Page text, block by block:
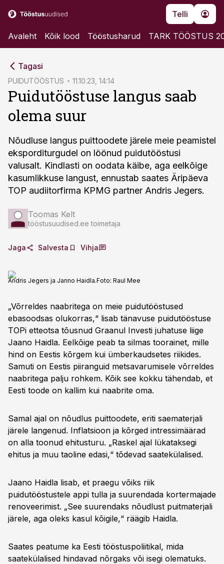
Telli
Avaleht Kõik lood Tööstusharud TARK TÖÖSTUS
Tagasi
PUIDUTÖÖSTUS 11.10.23, 14:14
Puidutööstuse langus saab
olema suur
Nõudluse langus puittoodete järele meie peamistel
eksporditurgudel on löönud puidutööstusi
valusalt. Kindlasti on oodata käibe, aga eelkõige
kasumlikkuse langust, ennustab saates Äripäeva
TOP audiitorfirma KPMG partner Andris Jegers.
Toomas Kelt
tööstusuudised.ee toimetaja
Jaga Salvesta Vihja
Andris Jegers ja Janno Haidla.Foto: Raul Mee
„Võrreldes naabritega on meie puidutööstused
ebasoodsas olukorras,“ lisab tänavuse puidutööstuse
TOPi etteotsa tõusnud Graanul Investi juhatuse liige
Jaano Haidla. Eelkõige peab ta silmas toorainet, mille
hind on Eestis kõrgem kui ümberkaudsetes riikides.
Samuti on Eestis piiranguid metsavarumisele võrreldes
naabritega palju rohkem. Kõik see kokku tähendab, et
Eesti toode on kallim kui naabrite oma.
Samal ajal on nõudlus puittoodete, eriti saematerjali
järele langenud. Inflatsioon ja kõrged intressimäärad
on alla toonud ehitusturu. „Raskel ajal lükataksegi
ehitus ja muu taoline edasi,“ tõdevad saatekülalised.
Jaano Haidla lisab, et praegu võiks riik
puidutööstustele appi tulla ja suurendada kortermajade
renoveerimist. „See suurendaks nõudlust puitmaterjali
järele, aga oleks kasul kõigile,“ räägib Haidla.
Saates peatume ka Eesti tööstuspoliitikal, mida
saatekülalised hindavad nõrgaks või isegi olematuks.